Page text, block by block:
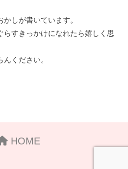
しが書いています。
らすきっかけになれたら嬉しく思
んください。
HOME